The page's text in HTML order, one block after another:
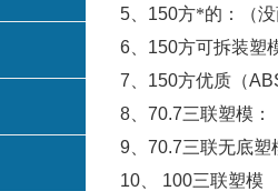
5
150方*的：（没
6
150方可拆装塑
7
150方优质（
8
70.7三联塑模：
9
70.7三联无底塑
10
100三联塑模